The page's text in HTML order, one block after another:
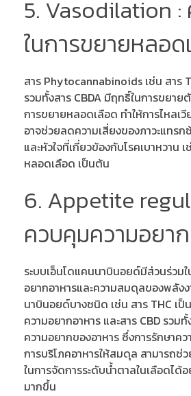
5. Vasodilation
ในการขยายหลอด
สาร Phytocannabinoids เช่น สาร
รวมทั้งสาร CBDA มีฤทธิ์ในการขยา
การขยายหลอดเลือด ทำให้การไหลเ
อาจช่วยลดความเสี่ยงของภาวะแทร
และหัวใจที่เกี่ยวข้องกับโรคเบาหวาน เ
หลอดเลือด เป็นต้น
6. Appetite
ควบคุมความอยา
ระบบเอ็นโดแคนนาบินอยด์มีส่วนร่วม
อยากอาหารและความสมดุลของพลัง
นาบินอยด์บางชนิด เช่น สาร THC เป็
ความอยากอาหาร และสาร CBD รวม
ความอยากของอาหาร ซึ่งการรักษาคว
การบริโภคอาหารให้สมดุล สามารถช่
ในการจัดการระดับน้ำตาลในเลือดได้
มากขึ้น